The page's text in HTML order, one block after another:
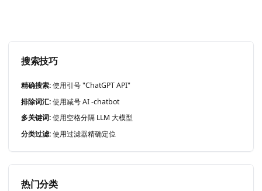
搜索技巧
精确搜索:使用引号 "ChatGPT API"
排除词汇:使用减号 AI -chatbot
多关键词:使用空格分隔 LLM 大模型
分类过滤:使用过滤器精确定位
热门分类